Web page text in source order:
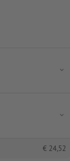
€ 24,52